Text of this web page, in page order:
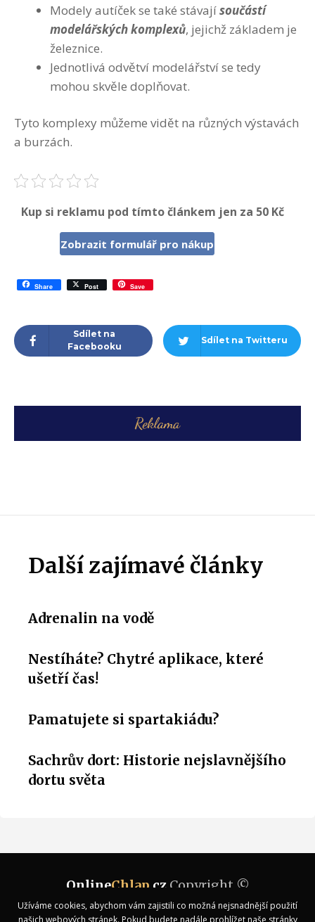
Modely autíček se také stávajísoučástí
modelářských komplexů, jejichž základem je
železnice.
Jednotlivá odvětví modelářství se tedy
mohou skvěle doplňovat.
Tyto komplexy můžeme vidět na různých výstavách
a burzách.
Kup si reklamu pod tímto článkem jen za 50 Kč
Zobrazit formulář pro nákup
Share Post Save
Sdílet na
Facebooku
Sdílet na Twitteru
Další zajímavé články
Adrenalin na vodě
Nestíháte? Chytré aplikace, které
ušetří čas!
Pamatujete si spartakiádu?
Sachrův dort: Historie nejslavnějšího
dortu světa
OnlineChlap.czCopyright ©
Kontakt
Užíváme cookies, abychom vám zajistili co možná nejsnadnější použití
našich webových stránek. Pokud budete nadále prohlížet naše stránky